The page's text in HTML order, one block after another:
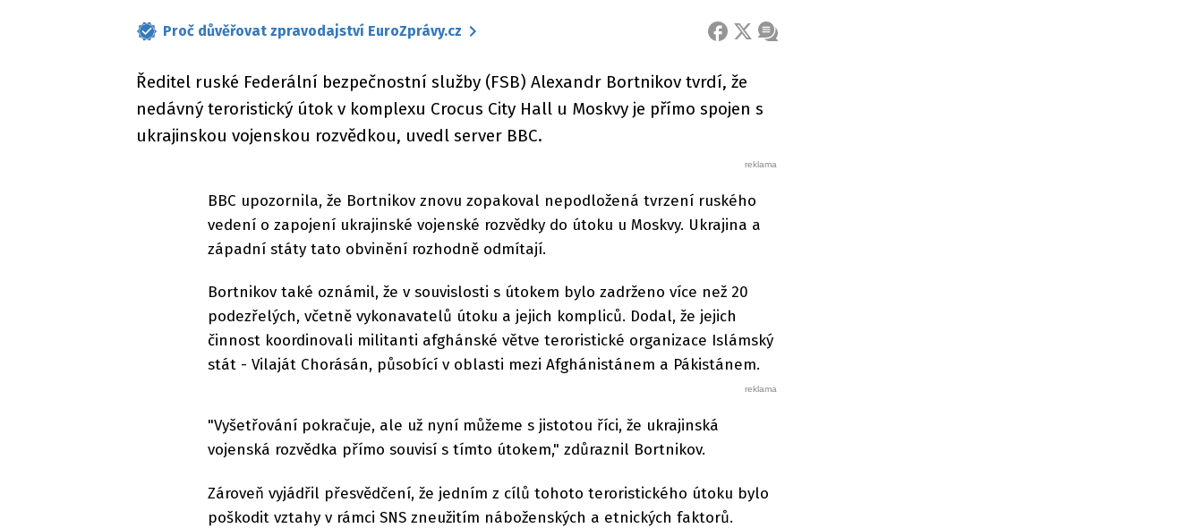
Proč důvěřovat zpravodajství EuroZprávy.cz FACEBOOK
X ZPRÁVA
Ředitel ruské Federální bezpečnostní služby (FSB) Alexandr Bortnikov tvrdí, že
nedávný teroristický útok v komplexu Crocus City Hall u Moskvy je přímo spojen s
ukrajinskou vojenskou rozvědkou, uvedl server BBC.
BBC upozornila, že Bortnikov znovu zopakoval nepodložená tvrzení ruského
vedení o zapojení ukrajinské vojenské rozvědky do útoku u Moskvy. Ukrajina a
západní státy tato obvinění rozhodně odmítají.
Bortnikov také oznámil, že v souvislosti s útokem bylo zadrženo více než 20
podezřelých, včetně vykonavatelů útoku a jejich kompliců. Dodal, že jejich
činnost koordinovali militanti afghánské větve teroristické organizace Islámský
stát - Vilaját Chorásán, působící v oblasti mezi Afghánistánem a Pákistánem.
"Vyšetřování pokračuje, ale už nyní můžeme s jistotou říci, že ukrajinská
vojenská rozvědka přímo souvisí s tímto útokem," zdůraznil Bortnikov.
Zároveň vyjádřil přesvědčení, že jedním z cílů tohoto teroristického útoku bylo
poškodit vztahy v rámci SNS zneužitím náboženských a etnických faktorů.